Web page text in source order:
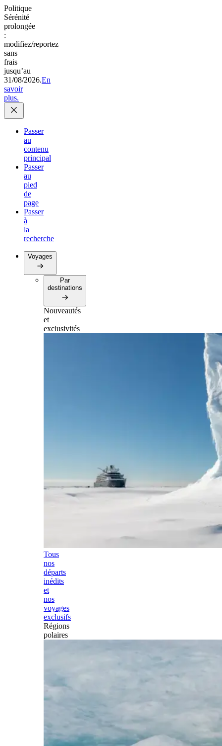
Politique
Sérénité
prolongée
:
modifiez/reportez
sans
frais
jusqu’au
31/08/2026.En
savoir
plus.
Passer
au
contenu
principal
Passer
au
pied
de
page
Passer
à
la
recherche
Voyages
Par
destinations
Nouveautés
et
exclusivités
Tous
nos
départs
inédits
et
nos
voyages
exclusifs
Régions
polaires